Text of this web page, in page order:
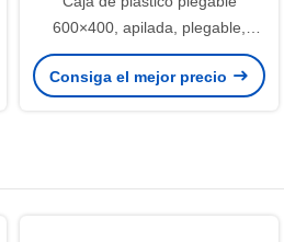
600×400, apilada, plegable,
reutilizable, fabricante de cajas
logísticas
Consiga el mejor precio